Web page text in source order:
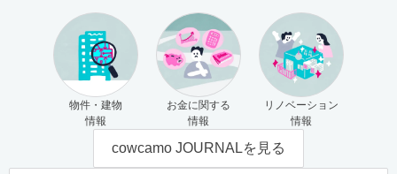
物件・建物
情報
お金に関する
情報
リノベーション
情報
cowcamo JOURNALを見る